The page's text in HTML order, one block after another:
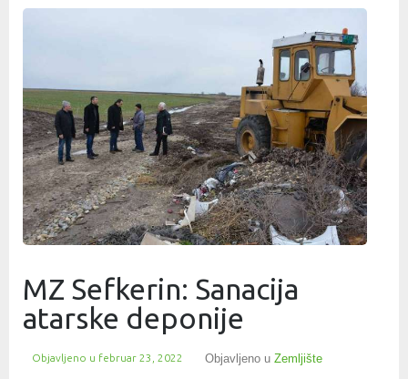
MZ Sefkerin: Sanacija
atarske deponije
Objavljeno u februar 23, 2022 Objavljeno u Zemljište